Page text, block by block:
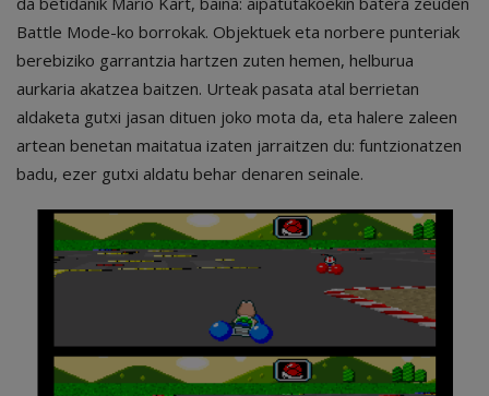
Battle Mode-ko borrokak. Objektuek eta norbere punteriak
berebiziko garrantzia hartzen zuten hemen, helburua
aurkaria akatzea baitzen. Urteak pasata atal berrietan
aldaketa gutxi jasan dituen joko mota da, eta halere zaleen
artean benetan maitatua izaten jarraitzen du: funtzionatzen
badu, ezer gutxi aldatu behar denaren seinale.